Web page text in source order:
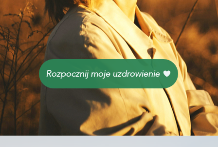
Rozpocznij moje uzdrowienie